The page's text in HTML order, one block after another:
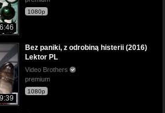
1080p
Bez paniki, z odrobiną histerii (2016)
Lektor PL
Video Brothers
premium
1080p